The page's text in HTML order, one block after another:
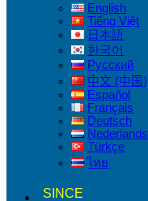
English
Tiếng Việt
日本語
한국어
Русский
中文 (中国)
Español
Français
Deutsch
Nederlands
Türkçe
ไทย
SINCE